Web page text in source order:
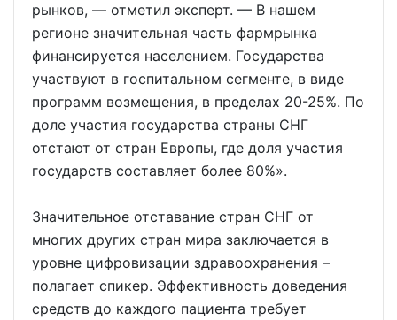
рынков, — отметил эксперт. — В нашем
регионе значительная часть фармрынка
финансируется населением. Государства
участвуют в госпитальном сегменте, в виде
программ возмещения, в пределах 20-25%. По
доле участия государства страны СНГ
отстают от стран Европы, где доля участия
государств составляет более 80%».
Значительное отставание стран СНГ от
многих других стран мира заключается в
уровне цифровизации здравоохранения –
полагает спикер. Эффективность доведения
средств до каждого пациента требует